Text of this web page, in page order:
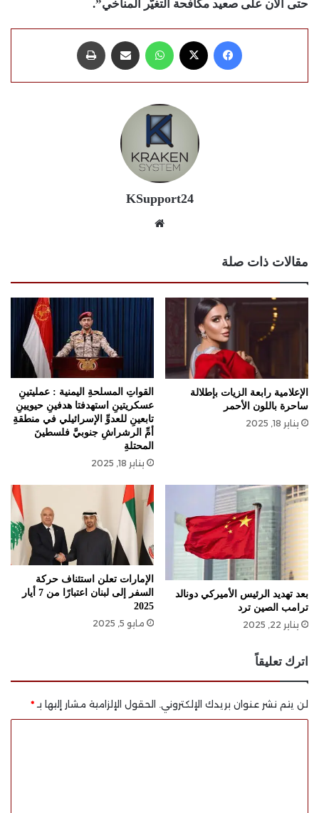
حتى الآن على صعيد مكافحة التغيّر المناخي”.
فيسبوك واتساب مشاركة عبر البريد
KSupport24
مقالات ذات صلة
الإعلامية رابعة الزيات بإطلالة
ساحرة باللون الأحمر
يناير 18, 2025
القواتِ المسلحةِ اليمنية : عمليتينِ
عسكريتينِ استهدفتا هدفينِ حيويينِ
تابعينِ للعدوِّ الإسرائيلي في منطقةِ
أمِّ الرشراشِ جنوبيَّ فلسطينَ
المحتلةِ
يناير 18, 2025
بعد تهديد الرئيس الأميركي دونالد
ترامب الصين ترد
يناير 22, 2025
الإمارات تعلن استئناف حركة
السفر إلى لبنان اعتبارًا من 7 أيار
2025
مايو 5, 2025
اترك تعليقاً
لن يتم نشر عنوان بريدك الإلكتروني. الحقول الإلزامية مشار إليها بـ *